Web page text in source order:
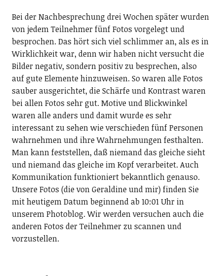
Bei der Nachbesprechung drei Wochen später wurden
von jedem Teilnehmer fünf Fotos vorgelegt und
besprochen. Das hört sich viel schlimmer an, als es in
Wirklichkeit war, denn wir haben nicht versucht die
Bilder negativ, sondern positiv zu besprechen, also
auf gute Elemente hinzuweisen. So waren alle Fotos
sauber ausgerichtet, die Schärfe und Kontrast waren
bei allen Fotos sehr gut. Motive und Blickwinkel
waren alle anders und damit wurde es sehr
interessant zu sehen wie verschieden fünf Personen
wahrnehmen und ihre Wahrnehmungen festhalten.
Man kann feststellen, daß niemand das gleiche sieht
und niemand das gleiche im Kopf verarbeitet. Auch
Kommunikation funktioniert bekanntlich genauso.
Unsere Fotos (die von Geraldine und mir) finden Sie
mit heutigem Datum beginnend ab 10:01 Uhr in
unserem Photoblog. Wir werden versuchen auch die
anderen Fotos der Teilnehmer zu scannen und
vorzustellen.